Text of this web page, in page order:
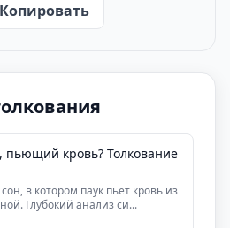
Копировать
пьющий кровь? Толкование
в котором паук пьет кровь из
Глубокий анализ си...